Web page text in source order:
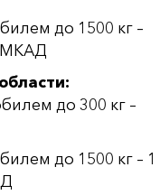
до 1500 кг –
МКАД
до 300 кг –
до 1500 кг – 1